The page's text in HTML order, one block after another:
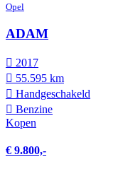
Opel
ADAM
2017
55.595 km
Hand­geschakeld
Benzine
Kopen
€ 9.800,-